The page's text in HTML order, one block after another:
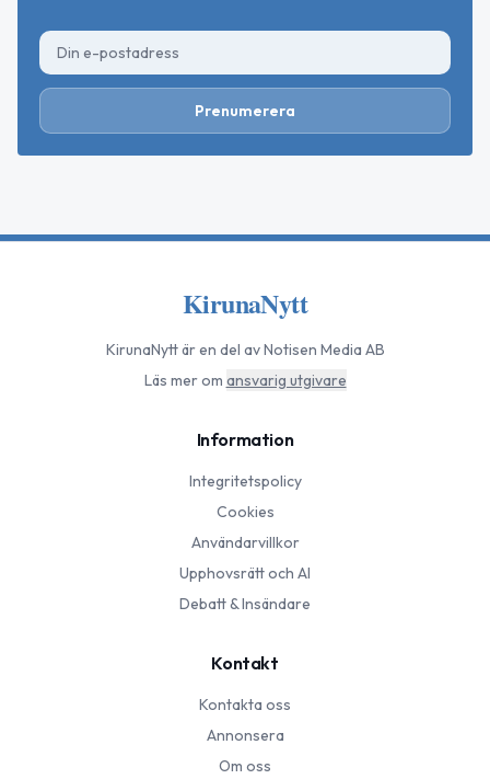
Prenumerera
KirunaNytt
KirunaNyttär en del av Notisen Media AB
Läs mer om ansvarig utgivare
Information
Integritetspolicy
Cookies
Användarvillkor
Upphovsrätt och AI
Debatt & Insändare
Kontakt
Kontakta oss
Annonsera
Om oss